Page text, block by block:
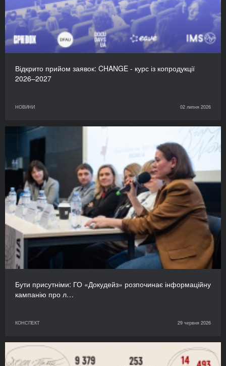
Відкрито прийом заявок: CHANGE - курс із копродукції
2026–2027
НОВИНИ 02 липня 2026
Бути присутніми: ГО «Докудейз» розпочинає інформаційну
кампанію про л…
КОНСПЕКТ 29 червня 2026